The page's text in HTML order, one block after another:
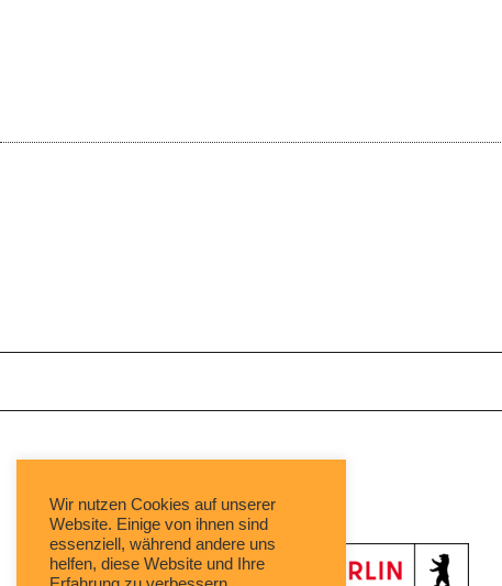
Wir nutzen Cookies auf unserer
Website. Einige von ihnen sind
essenziell, während andere uns
helfen, diese Website und Ihre